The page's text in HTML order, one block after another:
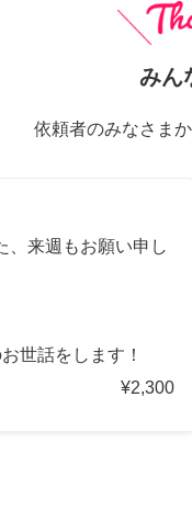
みん
依頼者のみなさま
、来週もお願い申し
世話をします！
¥2,300